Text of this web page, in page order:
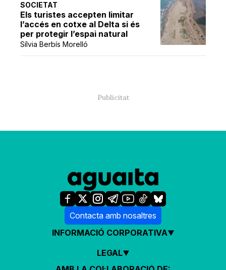
SOCIETAT
Els turistes accepten limitar
l’accés en cotxe al Delta si és
per protegir l’espai natural
Sílvia Berbís Morelló
Contacta amb nosaltres
INFORMACIÓ CORPORATIVA
LEGAL